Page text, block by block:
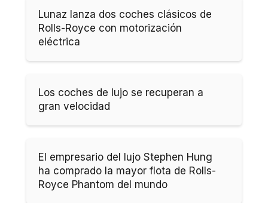
Lunaz lanza dos coches clásicos de
Rolls-Royce con motorización
eléctrica
Los coches de lujo se recuperan a
gran velocidad
El empresario del lujo Stephen Hung
ha comprado la mayor flota de Rolls-
Royce Phantom del mundo